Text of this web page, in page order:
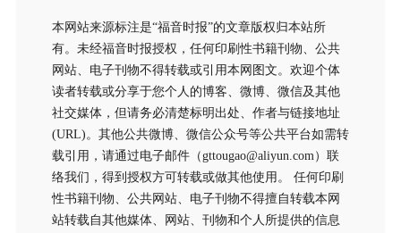
本网站来源标注是“福音时报”的文章版权归本站所
有。未经福音时报授权，任何印刷性书籍刊物、公共
网站、电子刊物不得转载或引用本网图文。欢迎个体
读者转载或分享于您个人的博客、微博、微信及其他
社交媒体，但请务必清楚标明出处、作者与链接地址
(URL)。其他公共微博、微信公众号等公共平台如需转
载引用，请通过电子邮件（gttougao@aliyun.com）联
络我们，得到授权方可转载或做其他使用。 任何印刷
性书籍刊物、公共网站、电子刊物不得擅自转载本网
站转载自其他媒体、网站、刊物和个人所提供的信息